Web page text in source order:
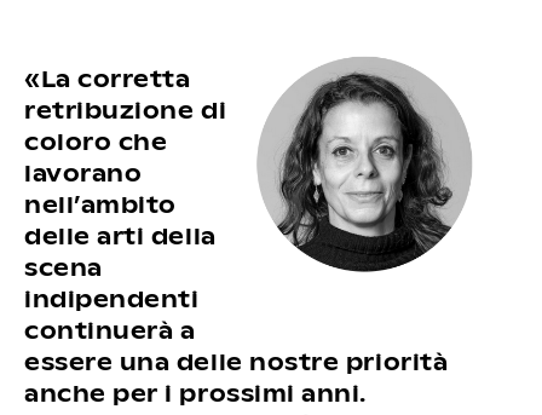
«La corretta
retribuzione di
coloro che
lavorano
nell’ambito
delle arti della
scena
indipendenti
continuerà a
essere una delle nostre priorità
anche per i prossimi anni.